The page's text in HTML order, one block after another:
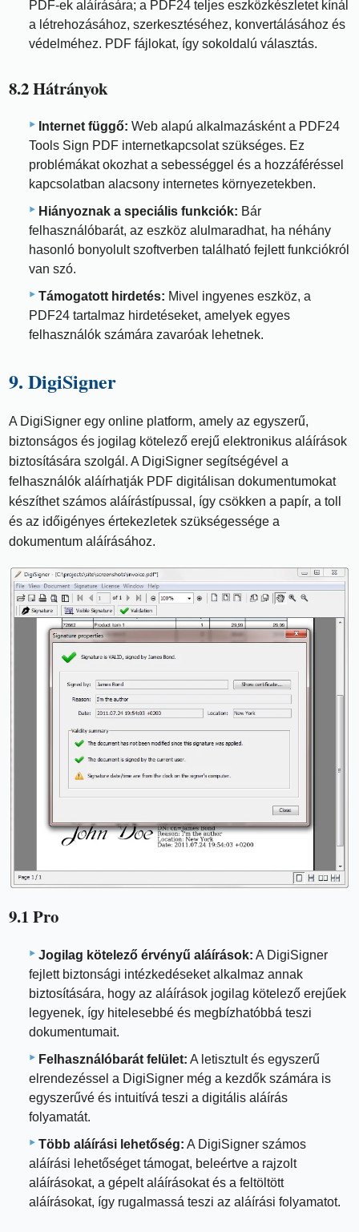
PDF-ek aláírására; a PDF24 teljes eszközkészletet kínál
a létrehozásához, szerkesztéséhez, konvertálásához és
védelméhez. PDF fájlokat, így sokoldalú választás.
8.2 Hátrányok
Internet függő: Web alapú alkalmazásként a PDF24
Tools Sign PDF internetkapcsolat szükséges. Ez
problémákat okozhat a sebességgel és a hozzáféréssel
kapcsolatban alacsony internetes környezetekben.
Hiányoznak a speciális funkciók: Bár
felhasználóbarát, az eszköz alulmaradhat, ha néhány
hasonló bonyolult szoftverben található fejlett funkciókról
van szó.
Támogatott hirdetés: Mivel ingyenes eszköz, a
PDF24 tartalmaz hirdetéseket, amelyek egyes
felhasználók számára zavaróak lehetnek.
9. DigiSigner
A DigiSigner egy online platform, amely az egyszerű,
biztonságos és jogilag kötelező erejű elektronikus aláírások
biztosítására szolgál. A DigiSigner segítségével a
felhasználók aláírhatják PDF digitálisan dokumentumokat
készíthet számos aláírástípussal, így csökken a papír, a toll
és az időigényes értekezletek szükségessége a
dokumentum aláírásához.
9.1 Pro
Jogilag kötelező érvényű aláírások: A DigiSigner
fejlett biztonsági intézkedéseket alkalmaz annak
biztosítására, hogy az aláírások jogilag kötelező erejűek
legyenek, így hitelesebbé és megbízhatóbbá teszi
dokumentumait.
Felhasználóbarát felület: A letisztult és egyszerű
elrendezéssel a DigiSigner még a kezdők számára is
egyszerűvé és intuitívá teszi a digitális aláírás
folyamatát.
Több aláírási lehetőség: A DigiSigner számos
aláírási lehetőséget támogat, beleértve a rajzolt
aláírásokat, a gépelt aláírásokat és a feltöltött
aláírásokat, így rugalmassá teszi az aláírási folyamatot.